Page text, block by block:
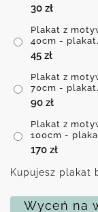
30 zł
Plakat z
40cm -
45 zł
Plakat z
70cm -
90 zł
Plakat z
100cm -
170 zł
Kupujesz plakat
Wyceń na